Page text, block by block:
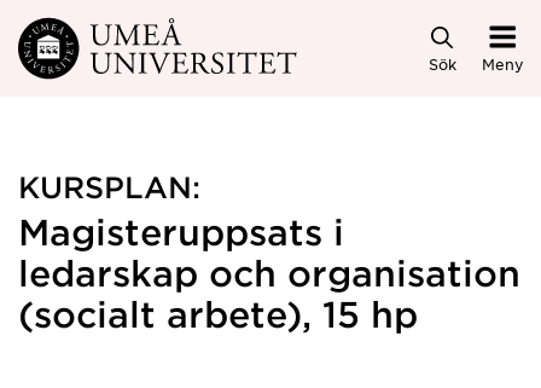
Hoppa direkt till innehållet
Sök Meny
KURSPLAN:
Magisteruppsats i
ledarskap och organisation
(socialt arbete), 15 hp